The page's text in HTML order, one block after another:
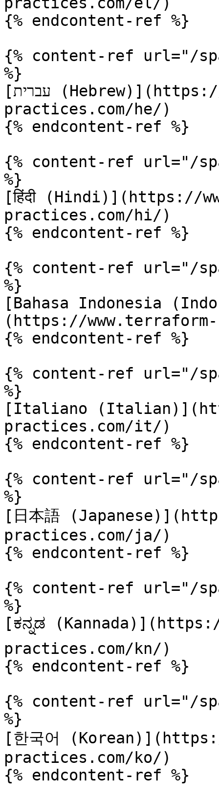
{% endcontent-ref %}
{% content-ref url="/
%}
[עברית (Hebrew)](https://www.terraform-best-
practices.com/he/)
{% endcontent-ref %}
{% content-ref url="/
%}
[हिंदी (Hindi)](https://
practices.com/hi/)
{% endcontent-ref %}
{% content-ref url="/
%}
[Bahasa Indonesia
(https://
{% endcontent-ref %}
{% content-ref url="/
%}
[Italiano
practices.com/it/)
{% endcontent-ref %}
{% content-ref url="/
%}
[日本語
practices.com/ja/)
{% endcontent-ref %}
{% content-ref url="/
%}
[ಕನ್ನಡ
practices.com/kn/)
{% endcontent-ref %}
{% content-ref url="/
%}
[한국어
practices.com/ko/)
{% endcontent-ref %}